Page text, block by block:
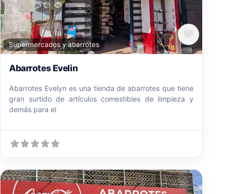
Supermercados y abarrotes
Abarrotes Evelin
Abarrotes Evelyn es una tienda de abarrotes que tiene
gran surtido de artículos comestibles de limpieza y
demás para el